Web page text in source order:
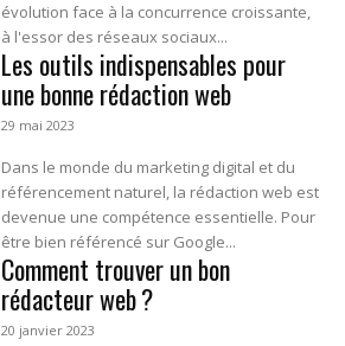
évolution face à la concurrence croissante,
à l'essor des réseaux sociaux...
Les outils indispensables pour
une bonne rédaction web
29 mai 2023
Dans le monde du marketing digital et du
référencement naturel, la rédaction web est
devenue une compétence essentielle. Pour
être bien référencé sur Google...
Comment trouver un bon
rédacteur web ?
20 janvier 2023